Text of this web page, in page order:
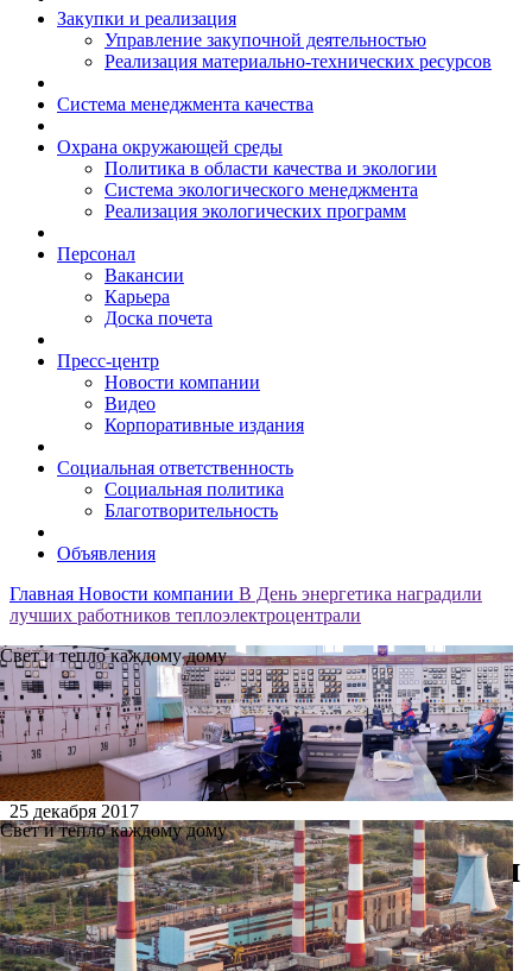
Закупки и реализация
Управление закупочной деятельностью
Реализация материально-технических ресурсов
Система менеджмента качества
Охрана окружающей среды
Политика в области качества и экологии
Система экологического менеджмента
Реализация экологических программ
Персонал
Вакансии
Карьера
Доска почета
Пресс-центр
Новости компании
Видео
Корпоративные издания
Социальная ответственность
Социальная политика
Благотворительность
Объявления
Главная Новости компании В День энергетика наградили
лучших работников теплоэлектроцентрали
Свет и тепло каждому дому
Свет и тепло каждому дому
25 декабря 2017
В День энергетика наградили
лучших работников
теплоэлектроцентрали